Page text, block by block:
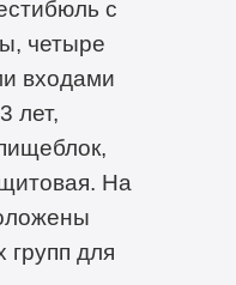
с
четыре
входами
лет,
На
для